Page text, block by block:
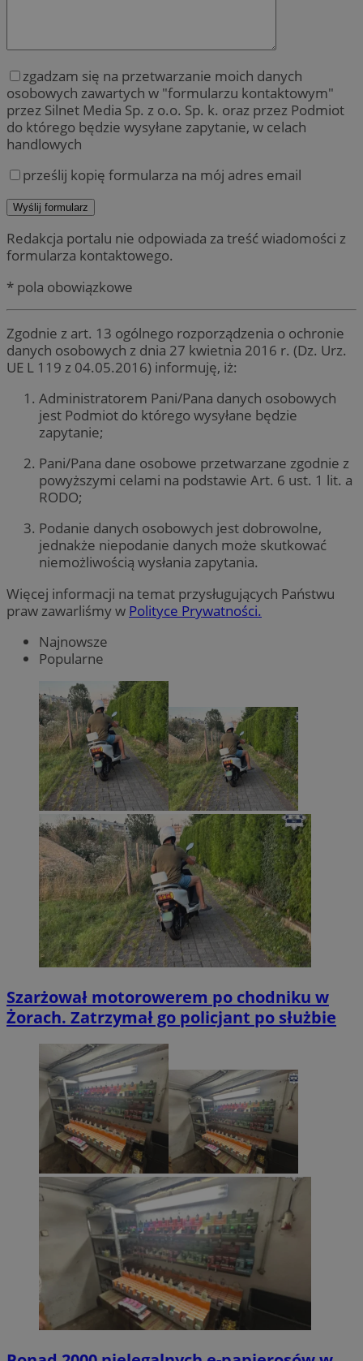
zgadzam się na przetwarzanie moich danych
osobowych zawartych w "formularzu kontaktowym"
przez Silnet Media Sp. z o.o. Sp. k. oraz przez Podmiot
do którego będzie wysyłane zapytanie, w celach
handlowych
prześlij kopię formularza na mój adres email
Redakcja portalu nie odpowiada za treść wiadomości z
formularza kontaktowego.
* pola obowiązkowe
Zgodnie z art. 13 ogólnego rozporządzenia o ochronie
danych osobowych z dnia 27 kwietnia 2016 r. (Dz. Urz.
UE L 119 z 04.05.2016) informuję, iż:
Administratorem Pani/Pana danych osobowych
jest Podmiot do którego wysyłane będzie
zapytanie;
Pani/Pana dane osobowe przetwarzane zgodnie z
powyższymi celami na podstawie Art. 6 ust. 1 lit. a
RODO;
Podanie danych osobowych jest dobrowolne,
jednakże niepodanie danych może skutkować
niemożliwością wysłania zapytania.
Więcej informacji na temat przysługujących Państwu
praw zawarliśmy w Polityce Prywatności.
Najnowsze
Popularne
Szarżował motorowerem po chodniku w
Żorach. Zatrzymał go policjant po służbie